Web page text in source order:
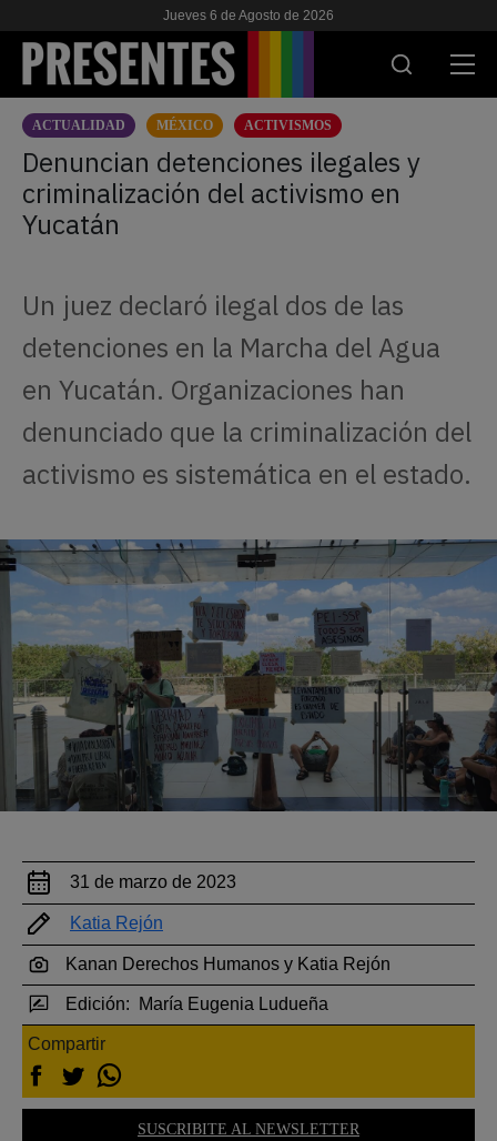
Jueves 6 de Agosto de 2026
ACTUALIDAD
INVESTIGACIONES
ESCUELA
NOSOTRES
ACTUALIDAD MÉXICO ACTIVISMOS
Denuncian detenciones ilegales y
criminalización del activismo en
Yucatán
Un juez declaró ilegal dos de las
detenciones en la Marcha del Agua
en Yucatán. Organizaciones han
denunciado que la criminalización del
activismo es sistemática en el estado.
31 de marzo de 2023
Katia Rejón
Kanan Derechos Humanos y Katia Rejón
Edición: María Eugenia Ludueña
Compartir
SUSCRIBITE AL NEWSLETTER